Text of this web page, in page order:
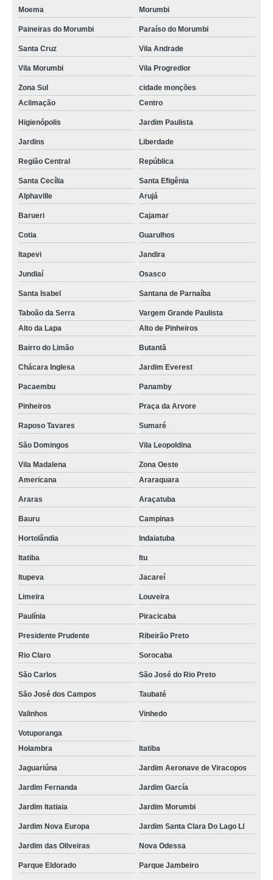
Moema Morumbi
Paineiras do Morumbi Paraíso do Morumbi
Santa Cruz Vila Andrade
Vila Morumbi Vila Progredior
Zona Sul
cidade monções
Aclimação
Centro
Higienópolis Jardim Paulista
Jardins Liberdade
Região Central República
Santa Cecília
Santa Efigênia
Alphaville
Arujá
Barueri Cajamar
Cotia Guarulhos
Itapevi Jandira
Jundiaí Osasco
Santa Isabel Santana de Parnaíba
Taboão da Serra
Vargem Grande Paulista
Alto da Lapa
Alto de Pinheiros
Bairro do Limão Butantã
Chácara Inglesa Jardim Everest
Pacaembu Panamby
Pinheiros Praça da Arvore
Raposo Tavares Sumaré
São Domingos Vila Leopoldina
Vila Madalena
Zona Oeste
Americana
Araraquara
Araras Araçatuba
Bauru Campinas
Hortolândia Indaiatuba
Itatiba Itu
Itupeva Jacareí
Limeira Louveira
Paulínia Piracicaba
Presidente Prudente Ribeirão Preto
Rio Claro Sorocaba
São Carlos São José do Rio Preto
São José dos Campos Taubaté
Valinhos Vinhedo
Votuporanga
Holambra
Itatiba
Jaguariúna Jardim Aeronave de Viracopos
Jardim Fernanda Jardim García
Jardim Itatiaia Jardim Morumbi
Jardim Nova Europa Jardim Santa Clara Do Lago Ll
Jardim das Oliveiras Nova Odessa
Parque Eldorado Parque Jambeiro